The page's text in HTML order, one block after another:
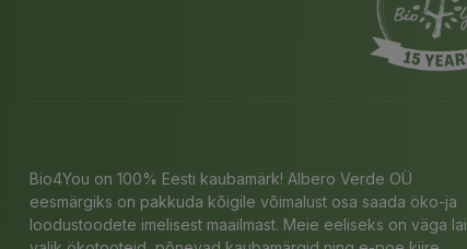
Bio4You on 100% Eesti kaubamärk! Albero Verde OÜ
eesmärgiks on pakkuda kõigile võimalust osa saada öko-ja
loodustoodete imelisest maailmast. Meie eeliseks on väga lai